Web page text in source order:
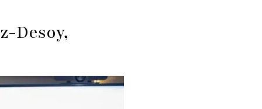
Desoy,